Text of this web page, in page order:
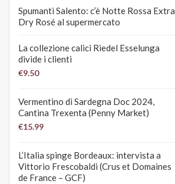
Spumanti Salento: c’è Notte Rossa Extra
Dry Rosé al supermercato
La collezione calici Riedel Esselunga
divide i clienti
€9.50
Vermentino di Sardegna Doc 2024,
Cantina Trexenta (Penny Market)
€15.99
L’Italia spinge Bordeaux: intervista a
Vittorio Frescobaldi (Crus et Domaines
de France – GCF)